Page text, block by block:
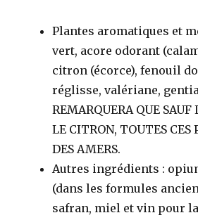
Plantes aromatiques et
vert, acore odorant
citron (écorce), fenouil
réglisse, valériane,
REMARQUERA QUE SAUF
LE CITRON, TOUTES CES
DES AMERS.
Autres ingrédients :
(dans les formules
safran, miel et vin pour